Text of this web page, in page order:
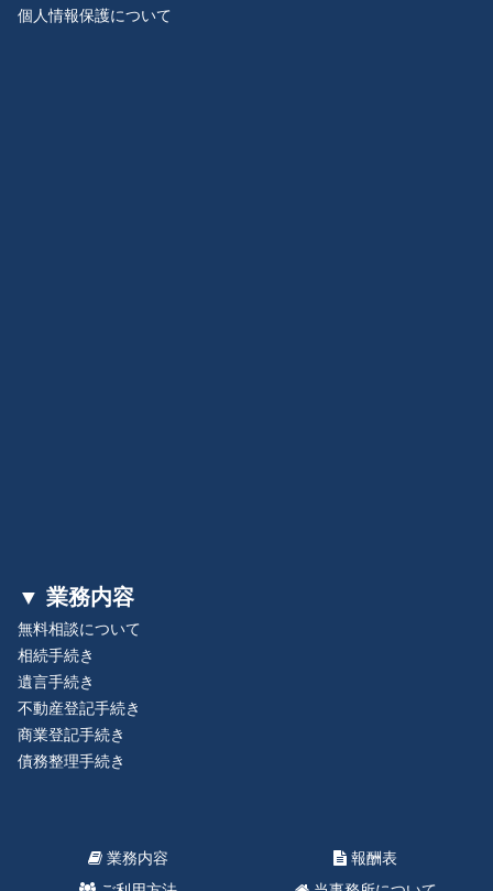
個人情報保護について
▼ 業務内容
無料相談について
相続手続き
遺言手続き
不動産登記手続き
商業登記手続き
債務整理手続き
業務内容
報酬表